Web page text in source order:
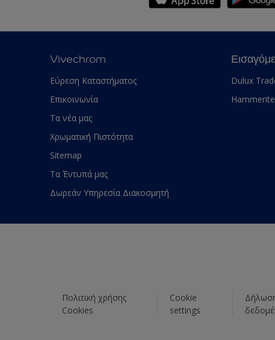
Vivechrom
Εύρεση Καταστήματος
Επικοινωνία
Τα νέα μας
Χρωματική Πιστότητα
Sitemap
Τα Έντυπά μας
Δωρεάν Υπηρεσία Διακοσμητή
Dulux
Hammerite
Πολιτική χρήσης
Cookies
Cookie
settings